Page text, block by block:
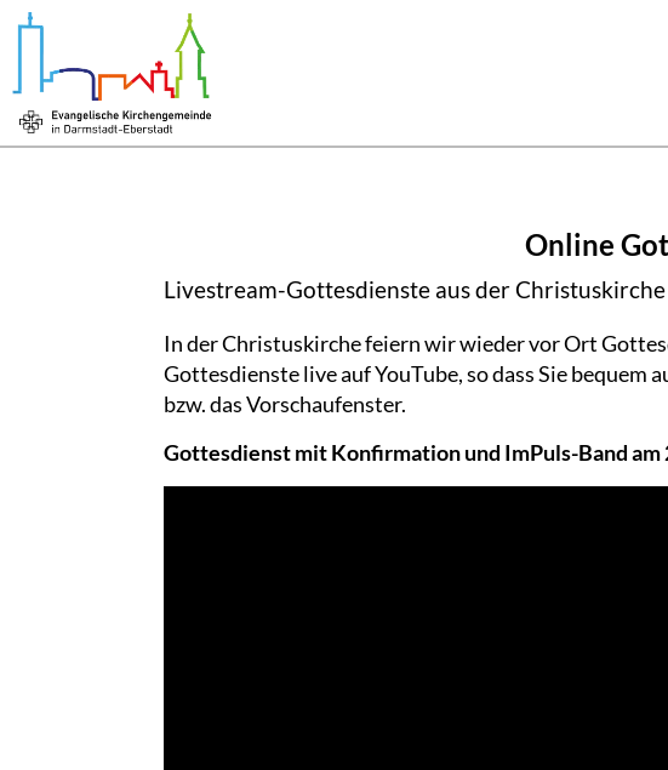
Online
Livestream-Gottesdienste aus der Christuskirche
In der Christuskirche feiern wir wieder vor Ort
Gottesdienste live auf YouTube, so dass Sie bequem
bzw. das Vorschaufenster.
Gottesdienst mit Konfirmation und ImPuls-Band am